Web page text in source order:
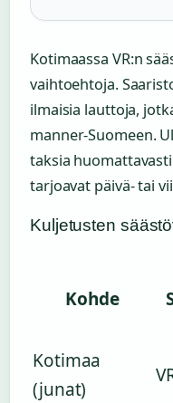
Kotimaassa VR:n
vaihtoehtoja.
ilmaisia lauttoja,
manner-Suomeen.
taksia
tarjoavat päivä- tai
Kuljetusten
Kohde
Kotimaa
(junat)